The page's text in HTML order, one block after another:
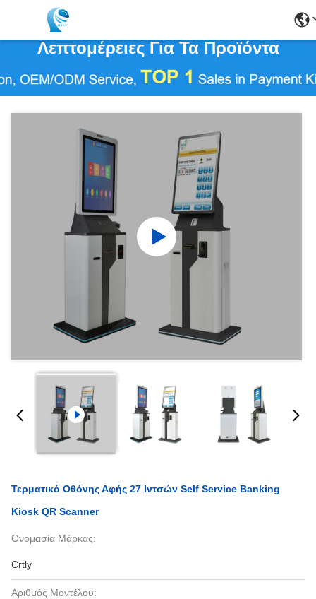
Λεπτομέρειες Για Τα Προϊόντα
Τερματικό Οθόνης Αφής 27 Ιντσών Self Service Banking
Kiosk QR Scanner
Ονομασία Μάρκας:
Crtly
Αριθμός Μοντέλου: